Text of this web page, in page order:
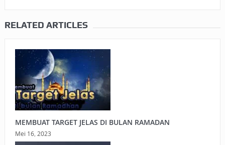
RELATED ARTICLES
MEMBUAT TARGET JELAS DI BULAN RAMADAN
Mei 16, 2023